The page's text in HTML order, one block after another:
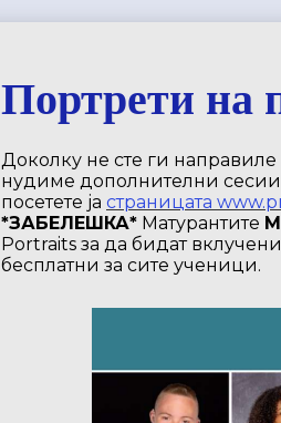
Портрети на
Доколку не сте ги направиле
нудиме дополнителни
посетете ја страницата
*ЗАБЕЛЕШКА* Матурантите
Portraits за да бидат
бесплатни за сите ученици.